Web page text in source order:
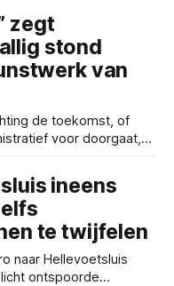
zegt
stond
van
de toekomst, of
voor doorgaat,
een groot
Poort”. Het
stuk damwand
ineens
te twijfelen
naar Hellevoetsluis
ontspoorde